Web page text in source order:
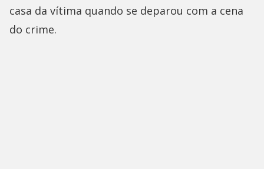
casa da vítima quando se deparou com a cena
do crime.